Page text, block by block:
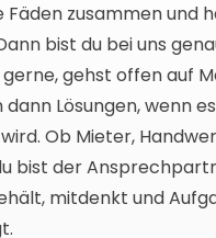
Fäden zusammen und
bist du bei uns
gehst offen auf
Lösungen, wenn
Ob Mieter,
bist der
mitdenkt und